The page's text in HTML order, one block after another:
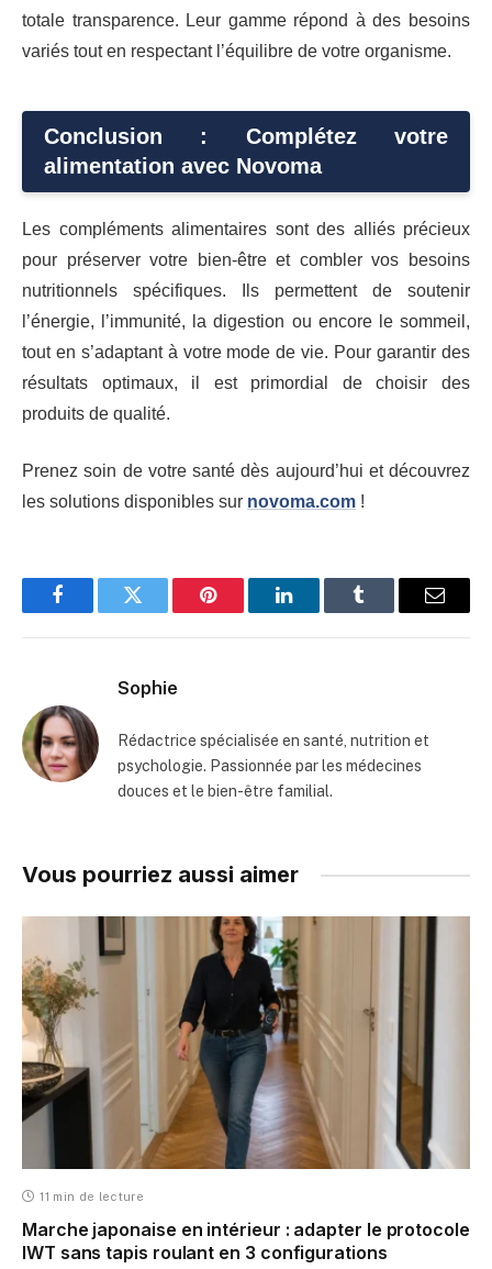
totale transparence. Leur gamme répond à des besoins
variés tout en respectant l’équilibre de votre organisme.
Conclusion : Complétez votre
alimentation avec Novoma
Les compléments alimentaires sont des alliés précieux
pour préserver votre bien-être et combler vos besoins
nutritionnels spécifiques. Ils permettent de soutenir
l’énergie, l’immunité, la digestion ou encore le sommeil,
tout en s’adaptant à votre mode de vie. Pour garantir des
résultats optimaux, il est primordial de choisir des
produits de qualité.
Prenez soin de votre santé dès aujourd’hui et découvrez
les solutions disponibles sur novoma.com !
FacebookTwitter Pinterest LinkedInTumblr Email
Sophie
Rédactrice spécialisée en santé, nutrition et
psychologie. Passionnée par les médecines
douces et le bien-être familial.
Vous pourriez aussi aimer
11 min de lecture
Marche japonaise en intérieur : adapter le protocole
IWT sans tapis roulant en 3 configurations